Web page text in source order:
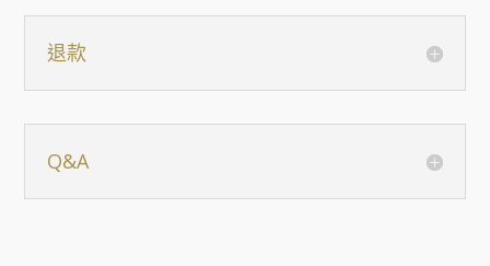
退款
Q&A